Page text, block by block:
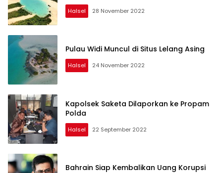
Halsel 28 November 2022
Pulau Widi Muncul di Situs Lelang Asing
Halsel 24 November 2022
Kapolsek Saketa Dilaporkan ke Propam
Polda
Halsel 22 September 2022
Bahrain Siap Kembalikan Uang Korupsi